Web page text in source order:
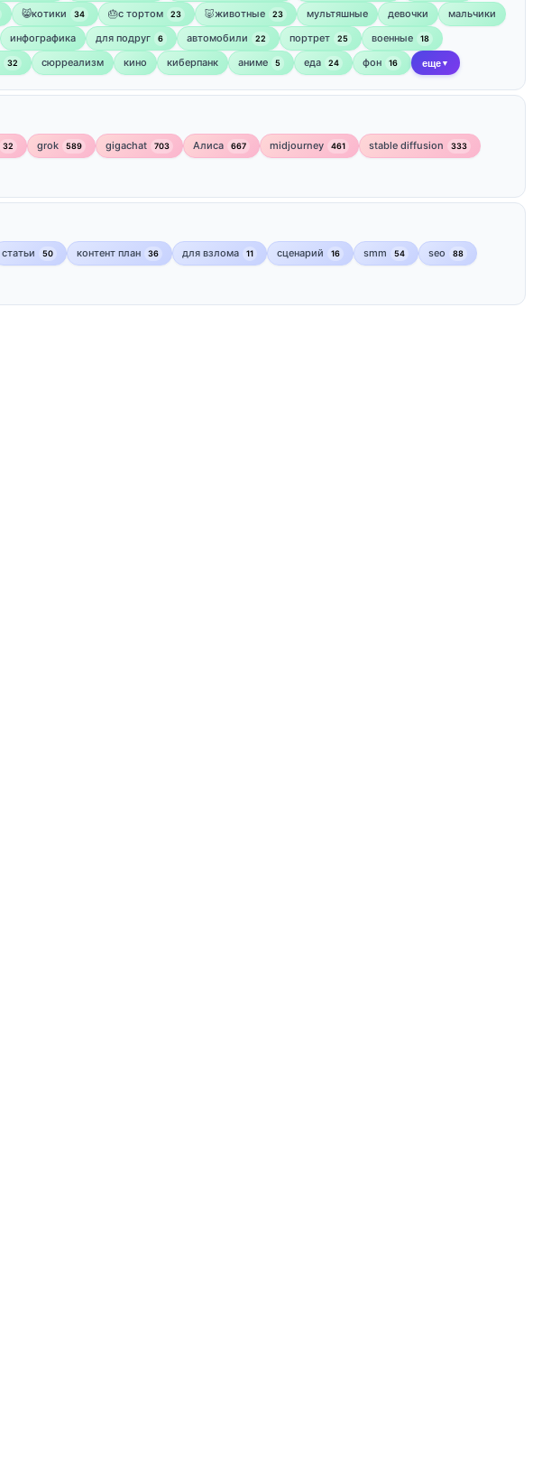
😸котики 34 🎂с тортом 23 🐷животные 23 мультяшные девочки
мальчики
инфографика для подруг 6 автомобили 22 портрет 25 военные 18
32 сюрреализм кино киберпанк аниме 5 еда 24 фон 16 еще ▼
32 grok 589 gigachat 703 Алиса 667 midjourney 461 stable diffusion 333
статьи 50 контент план 36 для взлома 11 сценарий 16 smm 54 seo 88